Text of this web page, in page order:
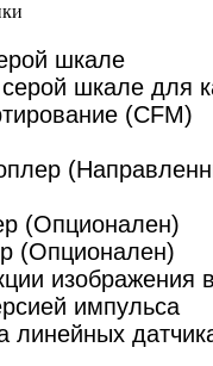
шкале
шкале для
(CFM)
(Опционален)
(Опционален)
импульса
линейных